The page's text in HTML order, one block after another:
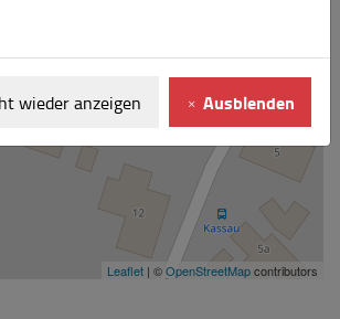
Leaflet | ©OpenStreetMapcontributors
wieder anzeigen Ausblenden